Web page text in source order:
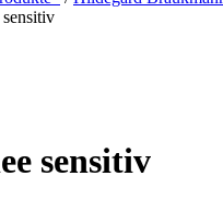
sensitiv